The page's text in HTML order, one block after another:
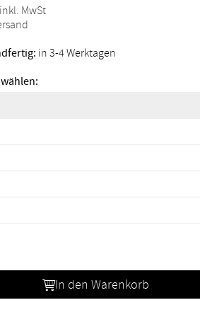
MwSt
in 3-4 Werktagen
In den Warenkorb